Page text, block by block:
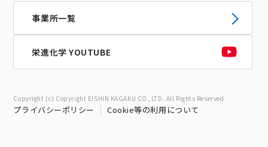
事業所一覧
栄進化学 YOUTUBE
Copyright (c) Copyright EISHIN KAGAKU CO.,LTD. All Rights Reserved
プライバシーポリシー Cookie等の利用について